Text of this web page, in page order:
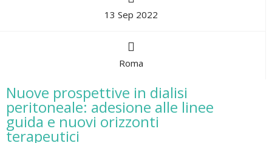
13 Sep 2022
Roma
Nuove prospettive in dialisi
peritoneale: adesione alle linee
guida e nuovi orizzonti
terapeutici